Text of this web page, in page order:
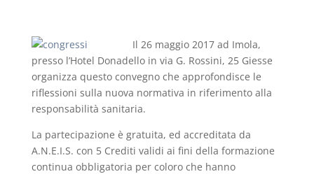
Il 26 maggio 2017 ad Imola,
presso l’Hotel Donadello in via G. Rossini, 25 Giesse
organizza questo convegno che approfondisce le
riflessioni sulla nuova normativa in riferimento alla
responsabilità sanitaria.
La partecipazione è gratuita, ed accreditata da
A.N.E.I.S. con 5 Crediti validi ai fini della formazione
continua obbligatoria per coloro che hanno